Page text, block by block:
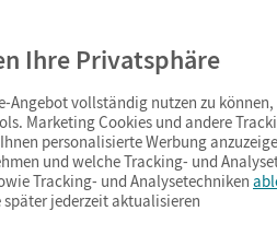
Ab 59,– EUR
(Lieferung in
Ihre Privatsphäre
Angebot vollständig nutzen zu
Marketing Cookies und andere
personalisierte Werbung
und welche Tracking- und
Tracking- und Analysetechniken
später jederzeit aktualisieren